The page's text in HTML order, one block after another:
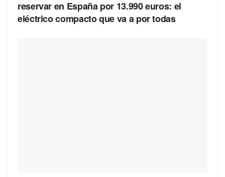
reservar en España por 13.990 euros: el
eléctrico compacto que va a por todas